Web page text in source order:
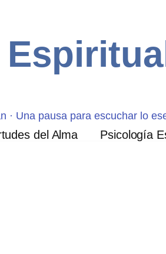
· Una pausa para escuchar lo
del Alma Psicología